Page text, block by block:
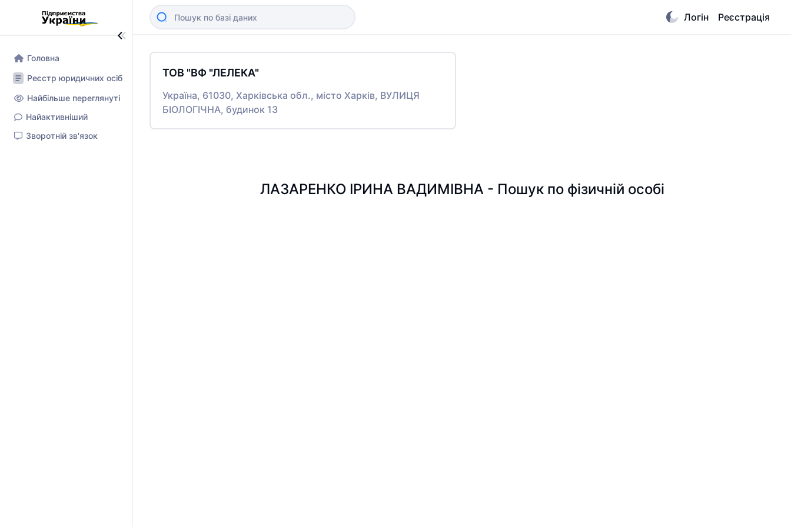
Головна
Реєстр юридичних осіб
Найбільше переглянуті
Найактивніший
Зворотній зв'язок
Логін Реєстрація
ТОВ "ВФ "ЛЕЛЕКА"
Україна, 61030, Харківська обл., місто Харків, ВУЛИЦЯ
БІОЛОГІЧНА, будинок 13
ЛАЗАРЕНКО ІРИНА ВАДИМІВНА - Пошук по фізичній особі